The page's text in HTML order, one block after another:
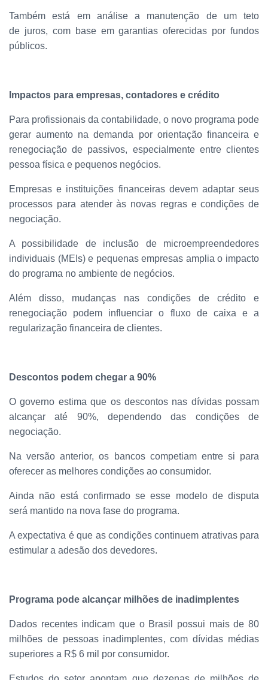
Também está em análise a manutenção de um teto
de juros, com base em garantias oferecidas por fundos
públicos.
Impactos para empresas, contadores e crédito
Para profissionais da contabilidade, o novo programa pode
gerar aumento na demanda por orientação financeira e
renegociação de passivos, especialmente entre clientes
pessoa física e pequenos negócios.
Empresas e instituições financeiras devem adaptar seus
processos para atender às novas regras e condições de
negociação.
A possibilidade de inclusão de microempreendedores
individuais (MEIs) e pequenas empresas amplia o impacto
do programa no ambiente de negócios.
Além disso, mudanças nas condições de crédito e
renegociação podem influenciar o fluxo de caixa e a
regularização financeira de clientes.
Descontos podem chegar a 90%
O governo estima que os descontos nas dívidas possam
alcançar até 90%, dependendo das condições de
negociação.
Na versão anterior, os bancos competiam entre si para
oferecer as melhores condições ao consumidor.
Ainda não está confirmado se esse modelo de disputa
será mantido na nova fase do programa.
A expectativa é que as condições continuem atrativas para
estimular a adesão dos devedores.
Programa pode alcançar milhões de inadimplentes
Dados recentes indicam que o Brasil possui mais de 80
milhões de pessoas inadimplentes, com dívidas médias
superiores a R$ 6 mil por consumidor.